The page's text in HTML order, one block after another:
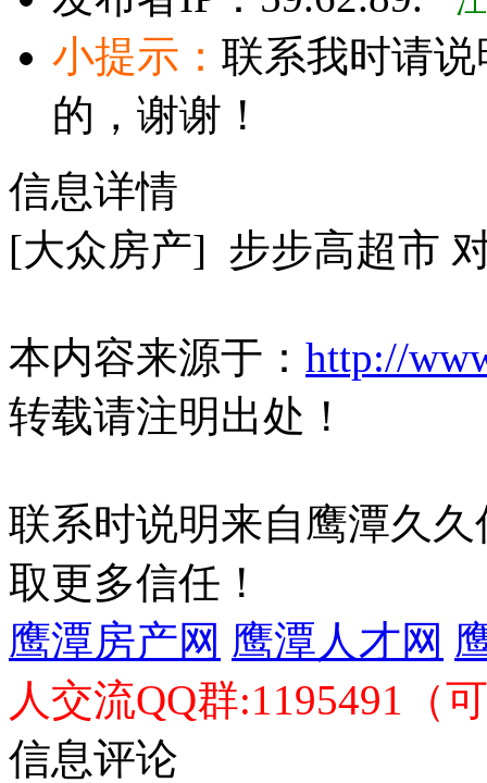
小提示： 联系我时请
的，谢谢！
信息详情
[大众房产] 步步高超市
本内容来源于： http://
转载请注明出处！
联系时说明来自鹰潭久久
取更多信任！
鹰潭房产网 鹰潭人才网
人交流QQ群:1195491（
信息评论